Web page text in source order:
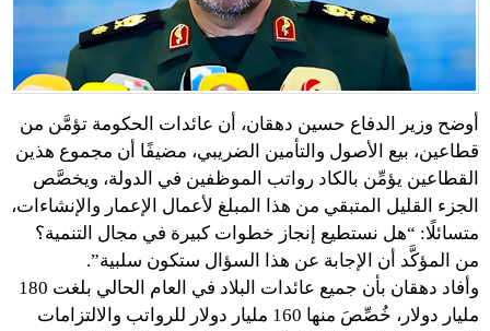
أوضح وزير الدفاع حسين دهقان، أن عائدات الحكومة تؤمَّن من
قطاعين، بيع الأصول والتأمين الضريبي، مضيفًا أن مجموع هذين
القطاعين يؤمِّن بالكاد رواتب الموظفين في الدولة، ويخصَّص
الجزء القليل المتبقي من هذا المبلغ لأعمال الإعمار والإنشاءات،
متسائلًا: “هل نستطيع إنجاز خطوات كبيرة في مجال التنمية؟
من المؤكَّد أن الإجابة عن هذا السؤال ستكون سلبية”.
وأفاد دهقان بأن جميع عائدات البلاد في العام الحالي بلغت 180
مليار دولار، خُصِّصَ منها 160 مليار دولار للرواتب والالتزامات